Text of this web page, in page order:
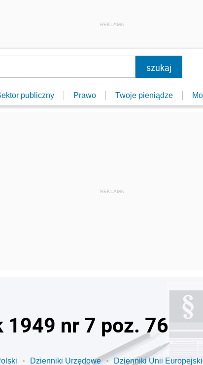
REKLAMA
publiczny Prawo Twoje pieniądze
nr 7 poz. 76
Dzienniki Urzędowe Dzienniki Unii